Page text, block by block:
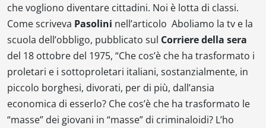
che vogliono diventare cittadini. Noi è lotta di classi.
Come scriveva Pasolini nell’articolo Aboliamo la tv e la
scuola dell’obbligo, pubblicato sul Corriere della sera
del 18 ottobre del 1975, “Che cos’è che ha trasformato i
proletari e i sottoproletari italiani, sostanzialmente, in
piccolo borghesi, divorati, per di più, dall’ansia
economica di esserlo? Che cos’è che ha trasformato le
“masse” dei giovani in “masse” di criminaloidi? L’ho